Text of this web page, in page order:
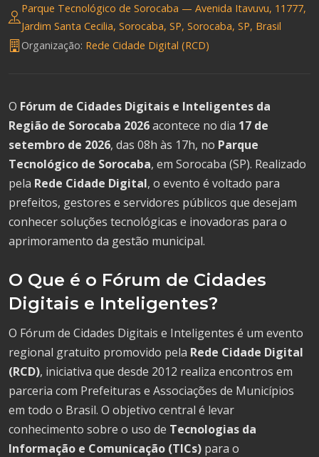
Parque Tecnológico de Sorocaba — Avenida Itavuvu, 11777,
Jardim Santa Cecilia, Sorocaba, SP, Sorocaba, SP, Brasil
Organização: Rede Cidade Digital (RCD)
O Fórum de Cidades Digitais e Inteligentes da
Região de Sorocaba 2026acontece no dia 17 de
setembro de 2026, das 08h às 17h, no Parque
Tecnológico de Sorocaba, em Sorocaba (SP). Realizado
pela Rede Cidade Digital, o evento é voltado para
prefeitos, gestores e servidores públicos que desejam
conhecer soluções tecnológicas e inovadoras para o
aprimoramento da gestão municipal.
O Que é o Fórum de Cidades
Digitais e Inteligentes?
O Fórum de Cidades Digitais e Inteligentes é um evento
regional gratuito promovido pela Rede Cidade Digital
(RCD), iniciativa que desde 2012 realiza encontros em
parceria com Prefeituras e Associações de Municípios
em todo o Brasil. O objetivo central é levar
conhecimento sobre o uso de Tecnologias da
Informação e Comunicação (TICs) para o